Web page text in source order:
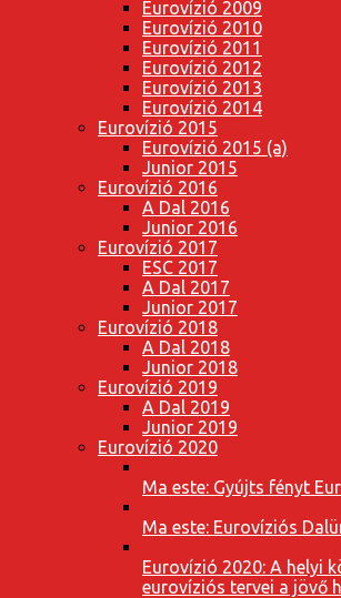
Eurovízió 2009
Eurovízió 2010
Eurovízió 2011
Eurovízió 2012
Eurovízió 2013
Eurovízió 2014
Eurovízió 2015
Eurovízió 2015 (a)
Junior 2015
Eurovízió 2016
A Dal 2016
Junior 2016
Eurovízió 2017
ESC 2017
A Dal 2017
Junior 2017
Eurovízió 2018
A Dal 2018
Junior 2018
Eurovízió 2019
A Dal 2019
Junior 2019
Eurovízió 2020
Ma este: Gyújts fényt
Ma este: Eurovíziós
Eurovízió 2020: A helyi
eurovíziós tervei a jövő